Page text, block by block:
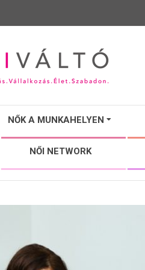
NŐK A MUNKAHELYEN
NŐI NETWORK